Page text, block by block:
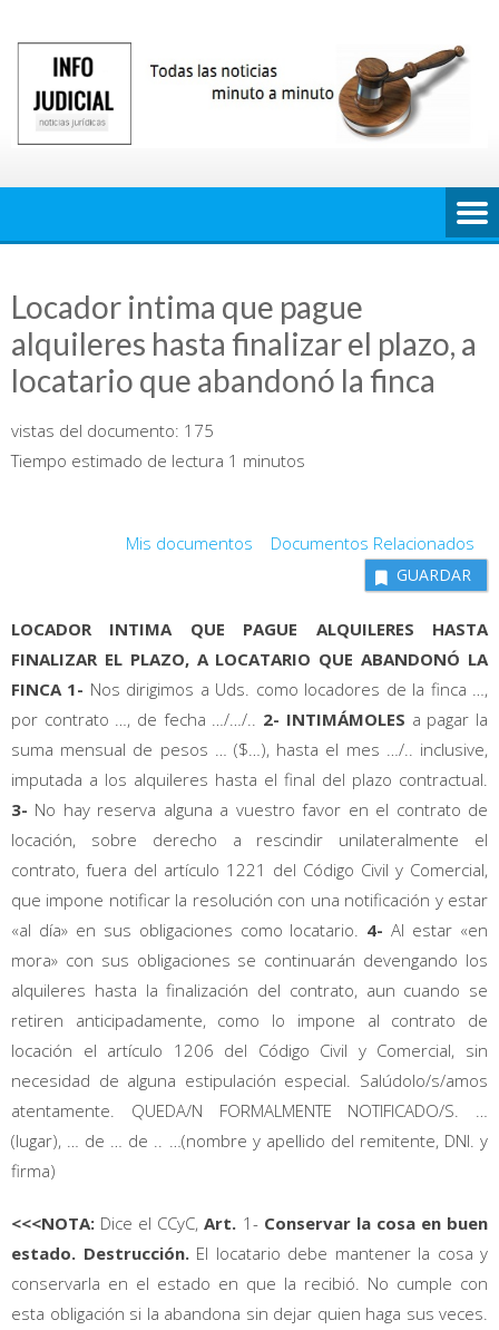
contenido
Locador intima que pague
alquileres hasta finalizar el plazo, a
locatario que abandonó la finca
vistas del documento: 175
Tiempo estimado de lectura 1 minutos
Mis documentos Documentos Relacionados
GUARDAR
LOCADOR INTIMA QUE PAGUE ALQUILERES HASTA
FINALIZAR EL PLAZO, A LOCATARIO QUE ABANDONÓ LA
FINCA 1- Nos dirigimos a Uds. como locadores de la finca …,
por contrato …, de fecha …/…/.. 2- INTIMÁMOLES a pagar la
suma mensual de pesos … ($…), hasta el mes …/.. inclusive,
imputada a los alquileres hasta el final del plazo contractual.
3- No hay reserva alguna a vuestro favor en el contrato de
locación, sobre derecho a rescindir unilateralmente el
contrato, fuera del artículo 1221 del Código Civil y Comercial,
que impone notificar la resolución con una notificación y estar
«al día» en sus obligaciones como locatario. 4- Al estar «en
mora» con sus obligaciones se continuarán devengando los
alquileres hasta la finalización del contrato, aun cuando se
retiren anticipadamente, como lo impone al contrato de
locación el artículo 1206 del Código Civil y Comercial, sin
necesidad de alguna estipulación especial. Salúdolo/s/amos
atentamente. QUEDA/N FORMALMENTE NOTIFICADO/S. …
(lugar), … de … de .. …(nombre y apellido del remitente, DNI. y
firma)
<<<NOTA: Dice el CCyC,Art. 1- Conservar la cosa en buen
estado. Destrucción.El locatario debe mantener la cosa y
conservarla en el estado en que la recibió. No cumple con
esta obligación si la abandona sin dejar quien haga sus veces.